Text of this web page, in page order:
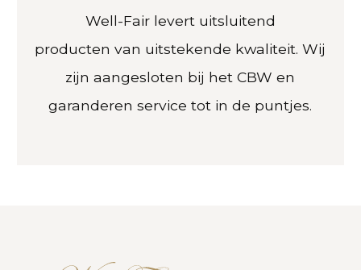
Well-Fair levert uitsluitend
productenvan uitstekende kwaliteit. Wij
zijn aangesloten bij het CBW en
garanderen service tot in de puntjes.